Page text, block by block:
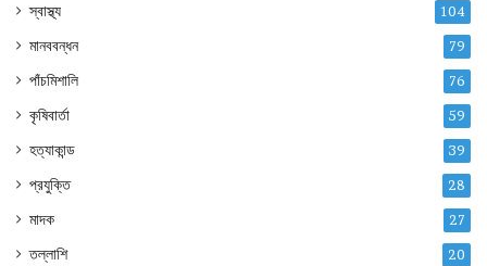
স্বাস্থ্য 104
মানববন্ধন 79
পাঁচমিশালি 76
কৃষিবার্তা 59
হত্যাকান্ড 39
প্রযুক্তি 28
মাদক 27
তল্লাশি 20